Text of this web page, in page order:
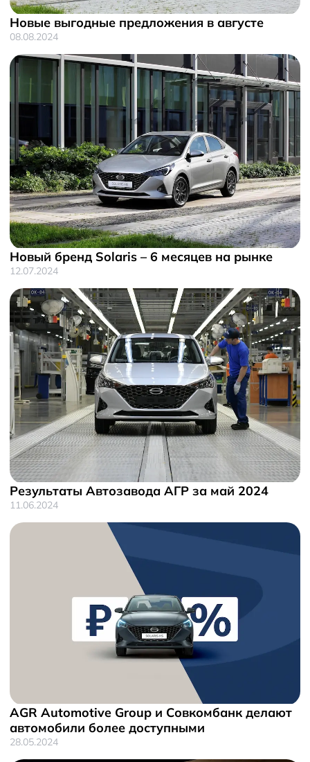
Новые выгодные предложения в августе
08.08.2024
Новый бренд Solaris – 6 месяцев на рынке
12.07.2024
Результаты Автозавода АГР за май 2024
11.06.2024
AGR Automotive Group и Совкомбанк делают
автомобили более доступными
28.05.2024